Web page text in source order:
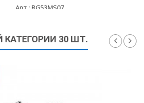
Арт.: RG53MS07
КАТЕГОРИИ 30 ШТ.